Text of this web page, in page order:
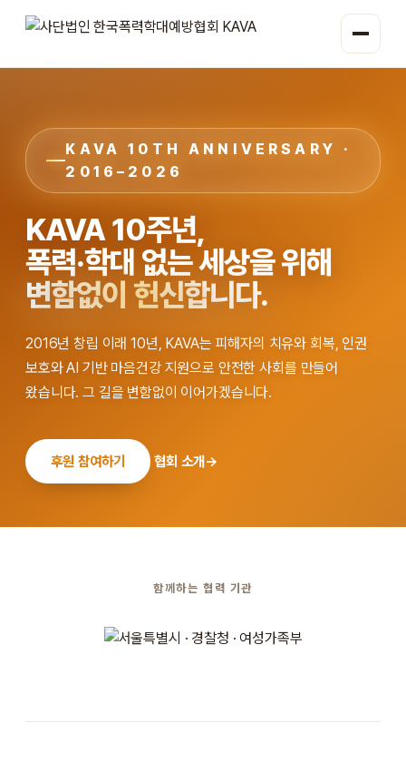
KAVA 10TH ANNIVERSARY ·
2016–2026
KAVA 10주년,
폭력·학대 없는 세상을 위해
변함없이 헌신합니다.
2016년 창립 이래 10년, KAVA는 피해자의 치유와 회복, 인권
보호와 AI 기반 마음건강 지원으로 안전한 사회를 만들어
왔습니다. 그 길을 변함없이 이어가겠습니다.
후원 참여하기 협회 소개→
함께하는 협력 기관